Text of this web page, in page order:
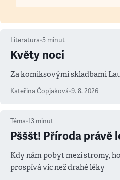
Literatura•5 minut
Květy noci
Za komiksovými skladbami
Kateřina Čopjaková•9. 8. 2026
Téma•13 minut
Pšššt! Příroda právě
Kdy nám pobyt mezi stromy,
prospívá víc než drahé léky